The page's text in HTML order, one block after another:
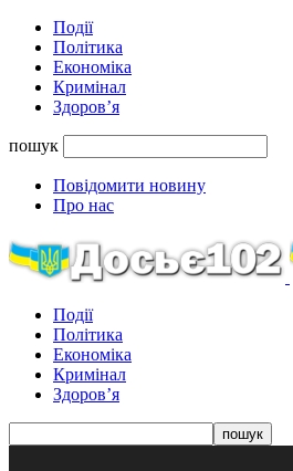
Події
Політика
Економіка
Кримінал
Здоров’я
пошук
Повідомити новину
Про нас
Події
Політика
Економіка
Кримінал
Здоров’я